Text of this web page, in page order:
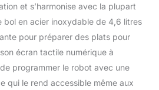
comprend un outil pour
mixer et mélanger, un
accessoire pour hacher
la viande et un
accessoire pour couper
les légumes. Comprend :
Robot de cuisine
et s’harmonise avec la plupart
bol en acier inoxydable de 4,6 litres
pour préparer des plats pour
écran tactile numérique à
programmer le robot avec une
qui le rend accessible même aux